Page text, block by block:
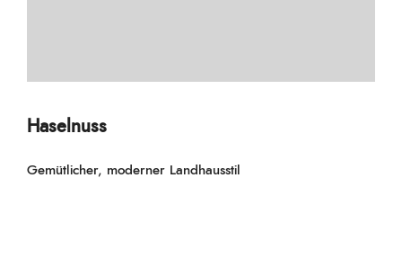
Haselnuss
Gemütlicher, moderner Landhausstil